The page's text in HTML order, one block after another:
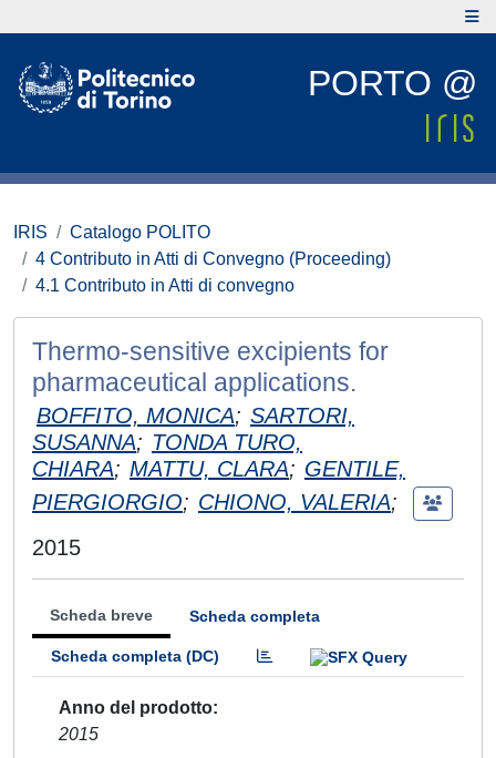
PORTO @
IRIS
Catalogo POLITO
4 Contributo in Atti di Convegno (Proceeding)
4.1 Contributo in Atti di convegno
Thermo-sensitive excipients for
pharmaceutical applications.
BOFFITO, MONICA; SARTORI,
SUSANNA; TONDA TURO,
CHIARA; MATTU, CLARA; GENTILE,
PIERGIORGIO; CHIONO, VALERIA;
2015
Scheda breve Scheda completa
Scheda completa (DC)
Anno del prodotto
2015